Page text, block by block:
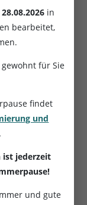
in
bearbeitet,
für Sie
findet
und
ist jederzeit
und gute